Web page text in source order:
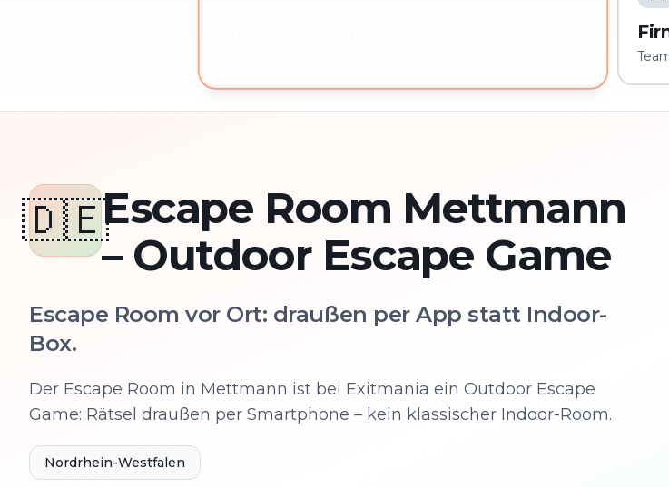
🇩🇪Escape Room Mettmann
– Outdoor Escape Game
Escape Room vor Ort: draußen per App statt Indoor-
Box.
Der Escape Room in Mettmann ist bei Exitmania ein Outdoor Escape
Game: Rätsel draußen per Smartphone – kein klassischer Indoor-Room.
Nordrhein-Westfalen